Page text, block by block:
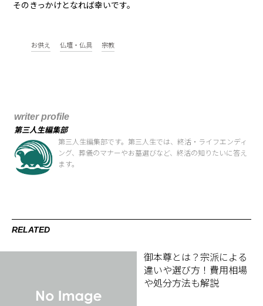
そのきっかけとなれば幸いです。
お供え 仏壇・仏具 宗教
writer profile
第三人生編集部
第三人生編集部です。第三人生では、終活・ライフエンディ
ング、葬儀のマナーやお墓選びなど、終活の知りたいに答え
ます。
RELATED
御本尊とは？宗派による
違いや選び方！費用相場
や処分方法も解説